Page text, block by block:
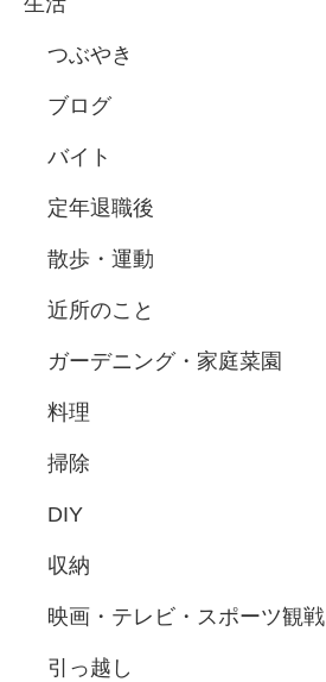
つぶやき
ブログ
バイト
定年退職後
散歩・運動
近所のこと
ガーデニング・家庭菜園
料理
掃除
DIY
収納
映画・テレビ・スポーツ観戦
引っ越し